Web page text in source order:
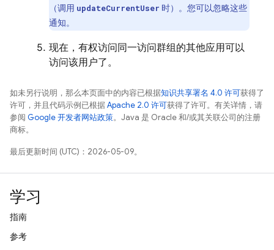
（调用 updateCurrentUser 时）。您可以忽略这些
通知。
现在，有权访问同一访问群组的其他应用可以
访问该用户了。
如未另行说明，那么本页面中的内容已根据知识共享署名 4.0 许可获得了
许可，并且代码示例已根据Apache 2.0 许可获得了许可。有关详情，请
参阅 Google 开发者网站政策。Java 是 Oracle 和/或其关联公司的注册
商标。
最后更新时间 (UTC)：2026-05-09。
学习
指南
参考